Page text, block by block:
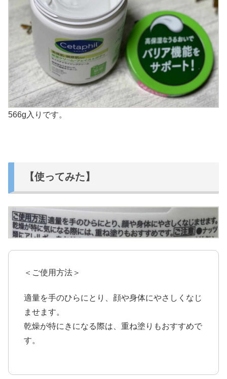
566g入りです。
【使ってみた】
＜ご使用方法＞
適量を手のひらにとり、顔や身体にやさしくなじ
ませます。
乾燥が特にきになる際は、重ね塗りもおすすめで
す。